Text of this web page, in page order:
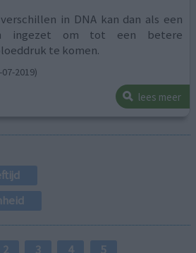
in DNA kan dan als een
ingezet om tot een betere
te komen.
07-2019)
lees meer
2 3 4 5